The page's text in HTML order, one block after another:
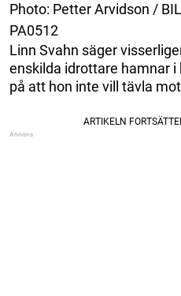
Photo: Petter Arvidson /
PA0512
Linn Svahn säger
enskilda idrottare hamnar
på att hon inte vill tävla